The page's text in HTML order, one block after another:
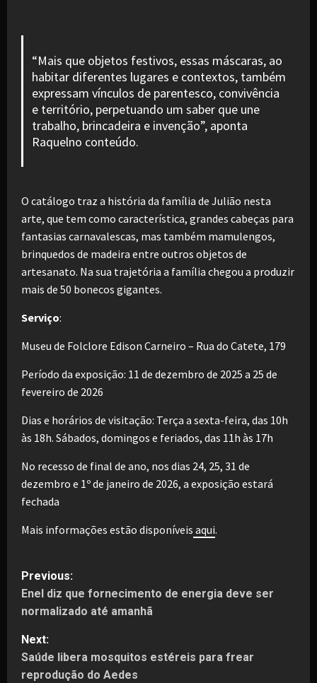
“Mais que objetos festivos, essas máscaras, ao
habitar diferentes lugares e contextos, também
expressam vínculos de parentesco, convivência
e território, perpetuando um saber que une
trabalho, brincadeira e invenção”, aponta
Raquelno conteúdo.
O catálogo traz a história da família de Julião nesta
arte, que tem como característica, grandes cabeças para
fantasias carnavalescas, mas também mamulengos,
brinquedos de madeira entre outros objetos de
artesanato. Na sua trajetória a família chegou a produzir
mais de 50 bonecos gigantes.
Serviço:
Museu de Folclore Edison Carneiro – Rua do Catete, 179
Período da exposição: 11 de dezembro de 2025 a 25 de
fevereiro de 2026
Dias e horários de visitação: Terça a sexta-feira, das 10h
às 18h. Sábados, domingos e feriados, das 11h às 17h
No recesso de final de ano, nos dias 24, 25, 31 de
dezembro e 1º de janeiro de 2026, a exposição estará
fechada
Mais informações estão disponíveis aqui.
P
o
s
t
Previous:
Enel diz que fornecimento de energia deve ser
normalizado até amanhã
Next:
Saúde libera mosquitos estéreis para frear
reprodução do Aedes